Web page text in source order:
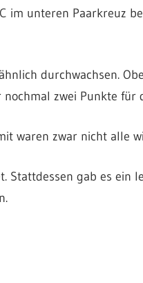
im unteren Paarkreuz
durchwachsen.
zwei Punkte für
waren zwar nicht alle
Stattdessen gab es ein